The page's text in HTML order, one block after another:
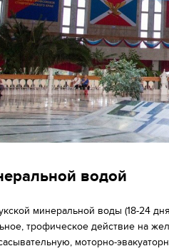
водой
минеральной воды (18-24
трофическое действие на
моторно-